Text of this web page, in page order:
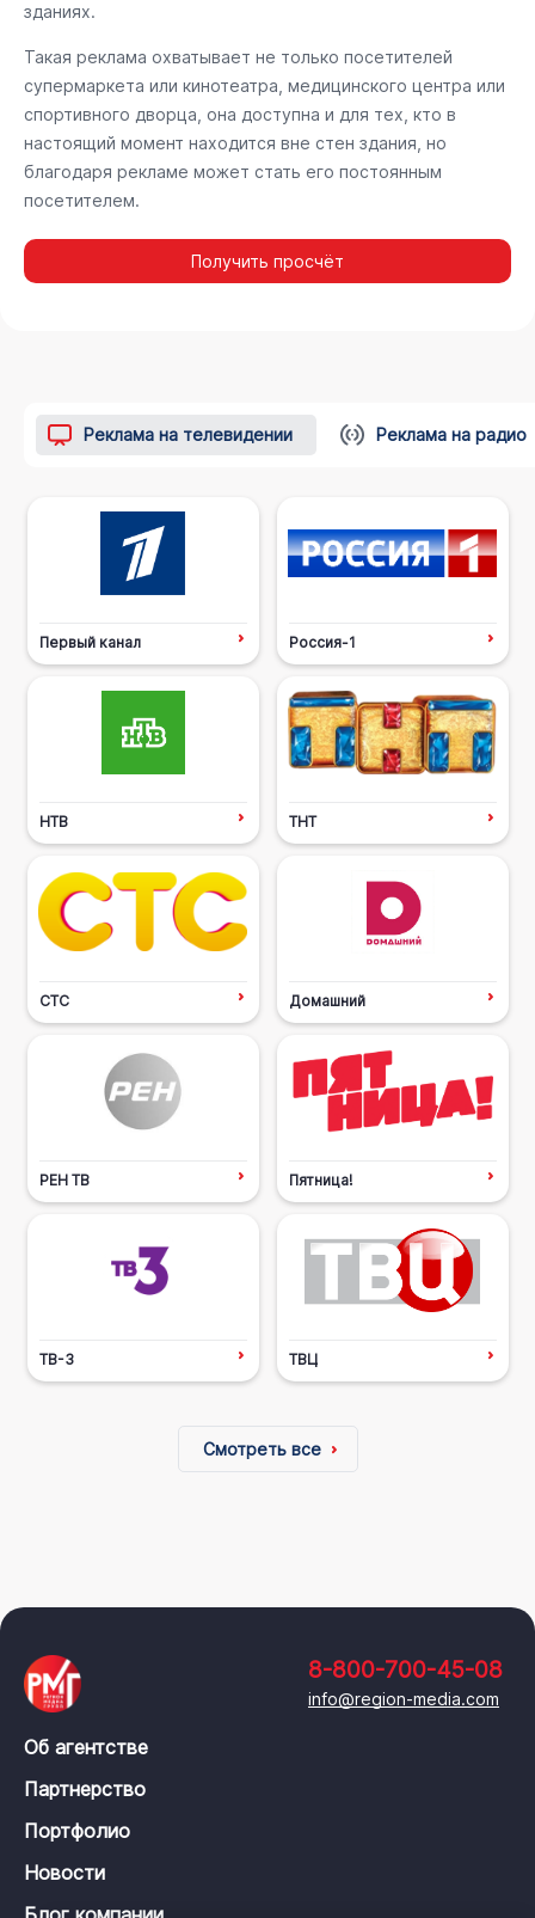
зданиях.
Такая реклама охватывает не только посетителей
супермаркета или кинотеатра, медицинского центра или
спортивного дворца, она доступна и для тех, кто в
настоящий момент находится вне стен здания, но
благодаря рекламе может стать его постоянным
посетителем.
Получить просчёт
Реклама на телевидении Реклама на радио
Первый канал Россия-1
НТВ ТНТ
СТС Домашний
РЕН ТВ Пятница!
ТВ-3 ТВЦ
Смотреть все
8-800-700-45-08
info@region-media.com
Об агентстве
Партнерство
Портфолио
Новости